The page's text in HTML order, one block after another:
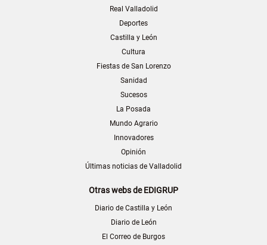
Real Valladolid
Deportes
Castilla y León
Cultura
Fiestas de San Lorenzo
Sanidad
Sucesos
La Posada
Mundo Agrario
Innovadores
Opinión
Últimas noticias de Valladolid
Otras webs de EDIGRUP
Diario de Castilla y León
Diario de León
El Correo de Burgos